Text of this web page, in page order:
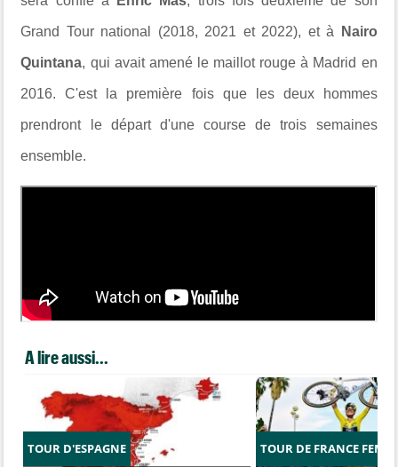
Grand Tour national (2018, 2021 et 2022), et à Nairo
Quintana, qui avait amené le maillot rouge à Madrid en
2016. C'est la première fois que les deux hommes
prendront le départ d'une course de trois semaines
ensemble.
A lire aussi...
TOUR D'ESPAGNE TOUR DE FRANCE